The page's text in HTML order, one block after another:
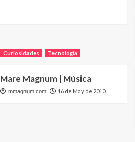
Curiosidades Tecnología
Mare Magnum | Música
mmagnum.com 16 de May de 2010